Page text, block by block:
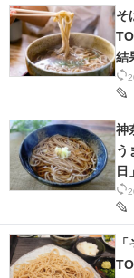
そ
結
神
う
日